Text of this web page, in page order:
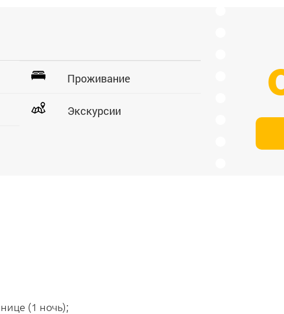
Проживание
Экскурсии
(1 ночь);